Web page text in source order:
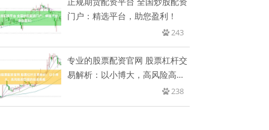
门户：精选平台，助您盈利！
243
专业的股票配资官网 股票杠杆交
易解析：以小博大，高风险高回
238